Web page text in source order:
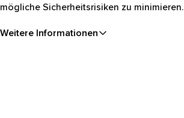
mögliche Sicherheitsrisiken zu minimieren.
Weitere Informationen